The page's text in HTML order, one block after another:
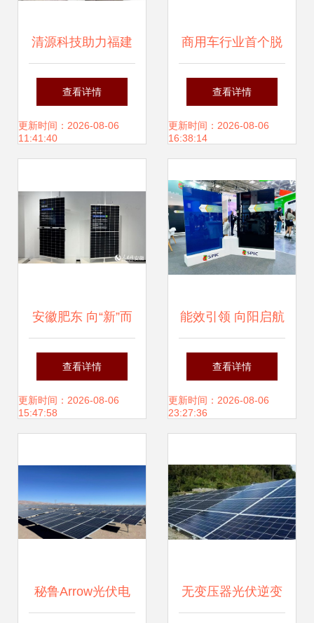
清源科技助力福建
中烟首个分布式屋
顶光伏项目成功并
查看详情
更新时间：2026-08-06
11:41:40
商用车行业首个脱
碳时间表,定了!
查看详情
更新时间：2026-08-06
16:38:14
安徽肥东 向“新”而
行 追“光”逐链蓄动
力
查看详情
更新时间：2026-08-06
15:47:58
能效引领 向阳启航
丨黄河公司TBC新
品引燃Intersolar
查看详情
更新时间：2026-08-06
23:27:36
秘鲁Arrow光伏电 无变压器光伏逆变